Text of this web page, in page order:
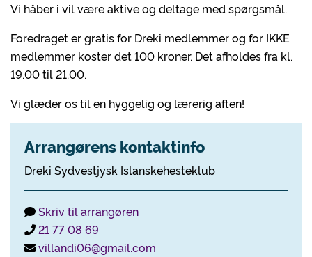
Vi håber i vil være aktive og deltage med spørgsmål.
Foredraget er gratis for Dreki medlemmer og for IKKE
medlemmer koster det 100 kroner. Det afholdes fra kl.
19.00 til 21.00.
Vi glæder os til en hyggelig og lærerig aften!
Arrangørens kontaktinfo
Dreki Sydvestjysk Islanskehesteklub
Skriv til arrangøren
21 77 08 69
villandi06@gmail.com